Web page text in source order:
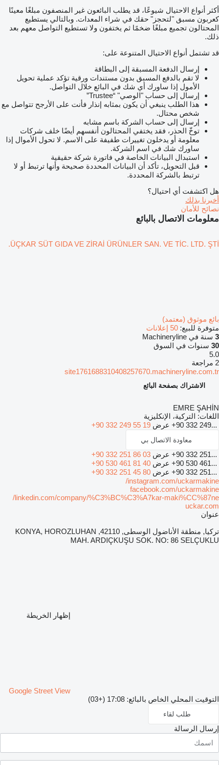
أكثر أنواع الاحتيال شيوعًا، قد يطلب البائعون غير المنصفون مبلغًا معينًا
كعربون مسبق "لتحجز" حقك في شراء المعدات. وبالتالي يستطيع
المحتالون تجميع مبلغًا ضخمًا ثم يختفون ولا تستطيع التواصل معهم بعد
ذلك.
قد تشتمل أنواع الاحتيال المتنوعة على:
إرسال الدفعة المسبقة إلى البطاقة
لا تقم بالدفع المسبق بدون مستندات ورقية تؤكد عملية تحويل
الأمول إذا ساورك أي شك في البائع خلال التواصل.
إرسال إلى حساب "الوصي" “Trustee”
هذا الطلب ينبغي أن يكون بمثابه إنذار فأنت على الأرجح تتواصل مع
شخص محتال.
إرسال إلى حساب الشركة باسم مشابه
توخّ الحذر، فقد يختفي المحتالون أنفسهم أيضًا خلف شركات
معلومة أو يدخلون تغييرات طفيفة على الاسم. لا تحول الأموال إذا
ساورك شك في اسم الشركة.
استبدال البيانات الخاصة في فاتورة شركة حقيقية
قبل التحويل، تأكد أن البيانات المحددة صحيحة وأنها ترتبط أو لا
ترتبط بالشركة المحددة.
هل اكتشفت أي احتيال؟
أخبرنا بذلك
نصائح للأمان
معلومات الاتصال بالبائع
ÜÇKAR SÜT GIDA VE ZİRAİ ÜRÜNLER SAN. VE TİC. LTD. ŞTİ.
بائع موثوق (معتمد)
متوفرة للبيع: 50 إعلانات
3 سنة في Machineryline
30 سنوات في السوق
5.0
2 مراجعة
site1761688310408257670.machineryline.com.tr
الاشتراك بصفحة البائع
EMRE ŞAHİN
اللغات: التركية، الإنكليزية
+90 332 249... عرض +90 332 249 55 19
معاودة الاتصال بي
+90 332 251... عرض +90 332 251 86 03
+90 530 461... عرض +90 530 461 81 40
+90 332 251... عرض +90 332 251 45 80
instagram.com/uckarmakine/
facebook.com/uckarmakine
linkedin.com/company/%C3%BC%C3%A7kar-maki%CC%87ne/
uckar.com
عنوان
تركيا, منطقة الأناضول الوسطى, 42110, KONYA, HOROZLUHAN
MAH. ARDIÇKUŞU SOK. NO: 86 SELÇUKLU
إظهار الخريطة
Google Street View
التوقيت المحلي الخاص بالبائع: 17:08 (+03)
طلب لقاء
إرسال الرسالة